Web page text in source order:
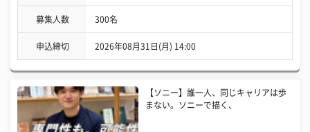
募集人数 300名
申込締切 2026年08月31日(月) 14:00
【ソニー】誰一人、同じキャリアは歩
まない。ソニーで描く、